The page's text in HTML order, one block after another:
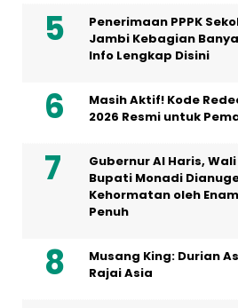
Penerimaan PPPK
Jambi Kebagian
Info Lengkap Disini
Masih Aktif! Kode
2026 Resmi untuk
Gubernur Al Haris,
Bupati Monadi
Kehormatan oleh
Penuh
Musang King: Durian
Rajai Asia